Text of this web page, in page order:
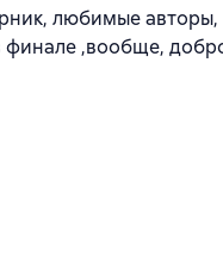
любимые авторы,
финале ,вообще,